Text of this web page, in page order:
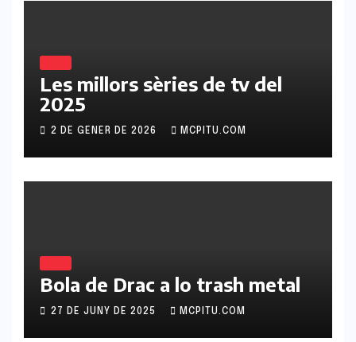
Les millors sèries de tv del
2025
2 DE GENER DE 2026 MCPITU.COM
Bola de Drac a lo trash metal
27 DE JUNY DE 2025 MCPITU.COM